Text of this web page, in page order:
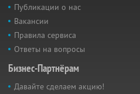
Публикации о нас
Вакансии
Правила сервиса
Ответы на вопросы
Бизнес-Партнёрам
Давайте сделаем акцию!